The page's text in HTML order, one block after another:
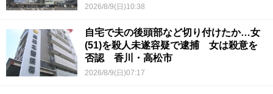
2026/8/9(日)10:38
自宅で夫の後頭部など切り付けたか…女
(51)を殺人未遂容疑で逮捕 女は殺意を
否認 香川・高松市
2026/8/9(日)07:17